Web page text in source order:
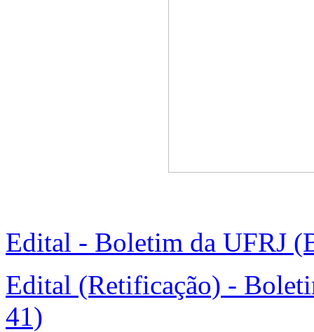
Edital - Boletim da UFRJ
Edital (Retificação) -
41)